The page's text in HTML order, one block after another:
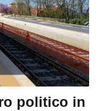
politico in